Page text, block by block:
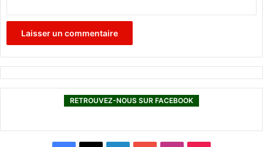
RETROUVEZ-NOUS SUR FACEBOOK